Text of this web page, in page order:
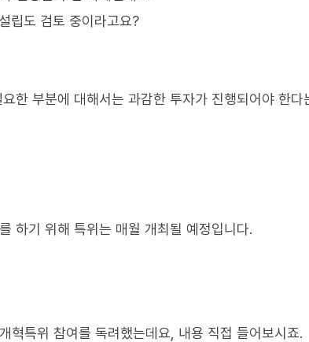
립도 검토 중이라고요?
한 부분에 대해서는 과감한 투자가 진행되어야 한다
하기 위해 특위는 매월 개최될 예정입니다.
혁특위 참여를 독려했는데요, 내용 직접 들어보시죠.